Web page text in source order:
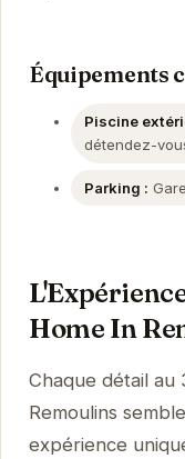
Équipements
Piscine
détendez-
Parking :
Home In
Chaque détail au
Remoulins
expérience